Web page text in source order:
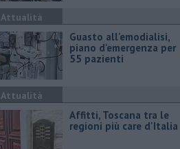
Attualità
Guasto all'emodialisi,
piano d'emergenza per
55 pazienti
Attualità
Affitti, Toscana tra le
regioni più care d'Italia